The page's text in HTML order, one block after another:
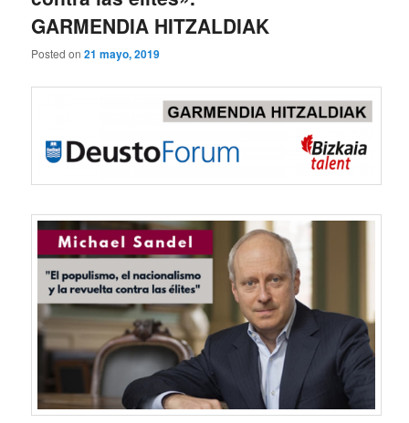
GARMENDIA HITZALDIAK
Posted on21 mayo, 2019